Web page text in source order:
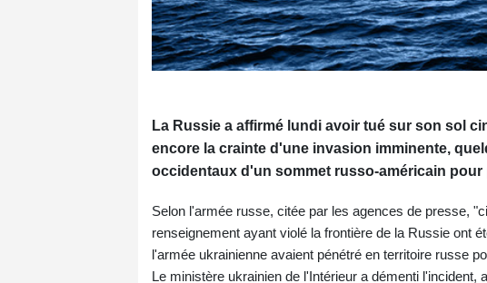
La Russie a affirmé lundi avoir tué sur son sol
encore la crainte d'une invasion imminente,
occidentaux d'un sommet russo-américain pour
Selon l'armée russe, citée par les agences de presse,
renseignement ayant violé la frontière de la Russie ont
l'armée ukrainienne avaient pénétré en territoire russe
Le ministère ukrainien de l'Intérieur a démenti